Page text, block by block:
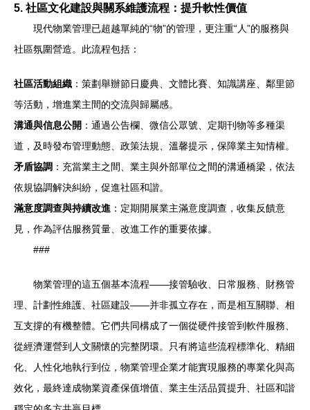
5. 社區文化建設與關系維護流程：提升軟性價值
現代物業管理已超越單純的“物”的管理，更注重“人”的服務與
社區氛圍營造。此流程包括：
社區活動組織 ：策劃舉辦節日慶典、文體比賽、知識講座、鄰里節
等活動，增進業主間的交流與歸屬感。
溝通與信息公開 ：通過公告欄、微信公眾號、定期刊物等多種渠
道，及時發布管理動態、政策法規、溫馨提示，保障業主知情權。
矛盾協調 ：充當業主之間、業主與外部單位之間的溝通橋梁，依法
依規協調解決糾紛，促進社區和諧。
滿意度調查與持續改進 ：定期開展業主滿意度調查，收集反饋意
見，作為評估服務質量、改進工作的重要依據。
###
物業管理的這五個基本流程——接管驗收、日常服務、財務管
理、計劃性維護、社區建設——并非孤立存在，而是相互關聯、相
互支撐的有機整體。它們共同構成了一個從硬件接管到軟件服務、
從經濟運營到人文關懷的完整閉環。只有將這些流程標準化、精細
化、人性化地執行到位，物業管理企業才能實現服務的專業化與高
效化，最終達成物業資產保值增值、業主生活品質提升、社區和諧